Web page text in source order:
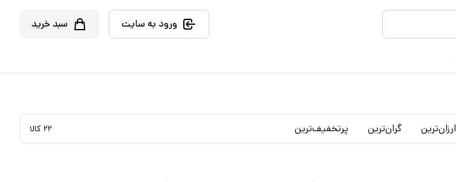
ورود به سایت سبد خرید
ارزان‌ترین گران‌ترین پرتخفیف‌ترین ۲۲ کالا